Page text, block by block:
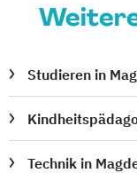
Studieren in
Technik in